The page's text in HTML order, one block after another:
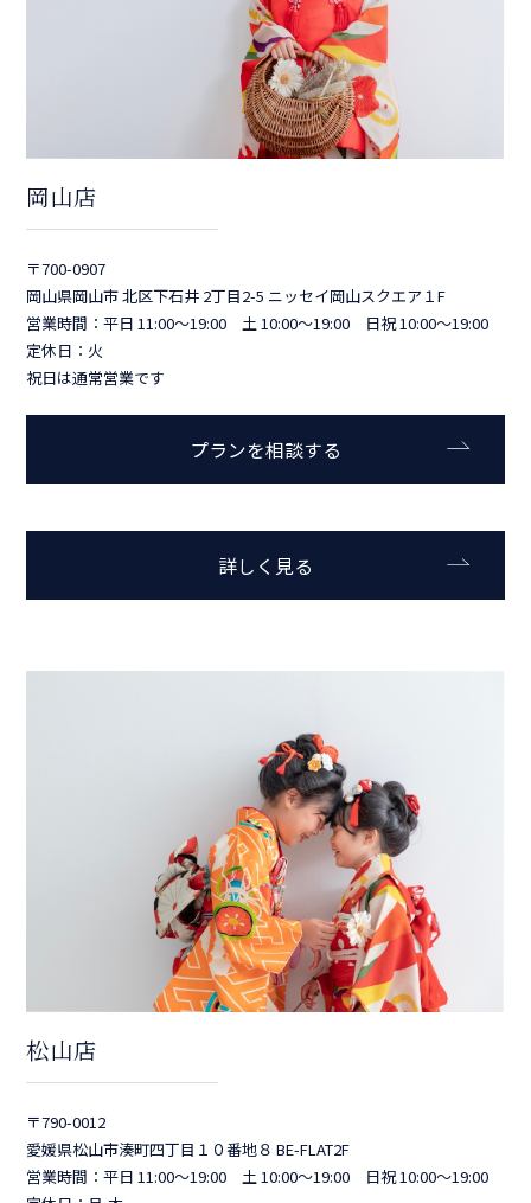
岡山店
〒700-0907
岡山県岡山市 北区下石井 2丁目2-5 ニッセイ岡山スクエア１F
営業時間：平日 11:00～19:00 土 10:00～19:00 日祝 10:00～19:00
定休日：火
祝日は通常営業です
プランを相談する
詳しく見る
松山店
〒790-0012
愛媛県松山市湊町四丁目１０番地８ BE-FLAT2F
営業時間：平日 11:00～19:00 土 10:00～19:00 日祝 10:00～19:00